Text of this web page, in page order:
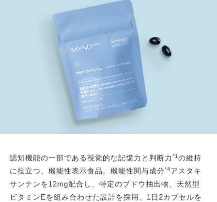
認知機能の一部である視覚的な記憶力と判断力 *1 の維持
に役立つ、機能性表示食品。機能性関与成分*4アスタキ
サンチンを12mg配合し、特定のブドウ抽出物、天然型
ビタミンEを組み合わせた設計を採用。1日2カプセルを